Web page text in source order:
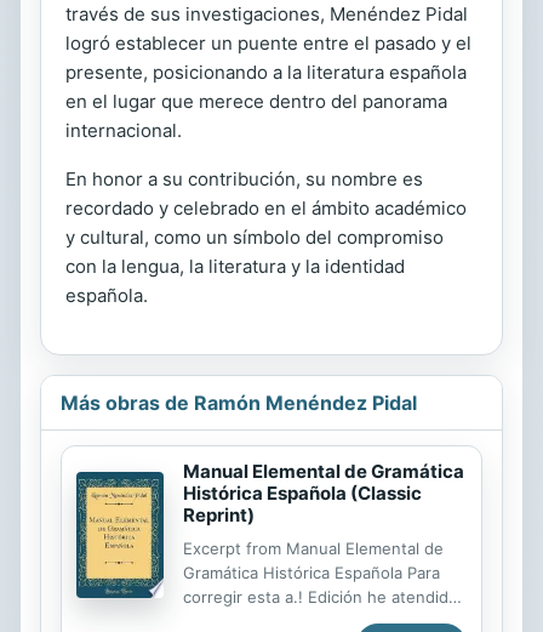
través de sus investigaciones, Menéndez Pidal
logró establecer un puente entre el pasado y el
presente, posicionando a la literatura española
en el lugar que merece dentro del panorama
internacional.
En honor a su contribución, su nombre es
recordado y celebrado en el ámbito académico
y cultural, como un símbolo del compromiso
con la lengua, la literatura y la identidad
española.
Más obras de Ramón Menéndez Pidal
Manual Elemental de Gramática
Histórica Española (Classic
Reprint)
Excerpt from Manual Elemental de
Gramática Histórica Española Para
corregir esta a.! Edición he atendido,
como me jor supe a los reparos